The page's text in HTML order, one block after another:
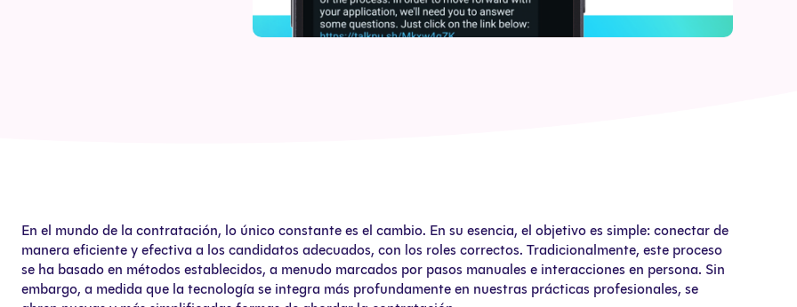
En el mundo de la contratación, lo único constante es el cambio. En su esencia, el objetivo es simple: conectar de
manera eficiente y efectiva a los candidatos adecuados, con los roles correctos. Tradicionalmente, este proceso
se ha basado en métodos establecidos, a menudo marcados por pasos manuales e interacciones en persona. Sin
embargo, a medida que la tecnología se integra más profundamente en nuestras prácticas profesionales, se